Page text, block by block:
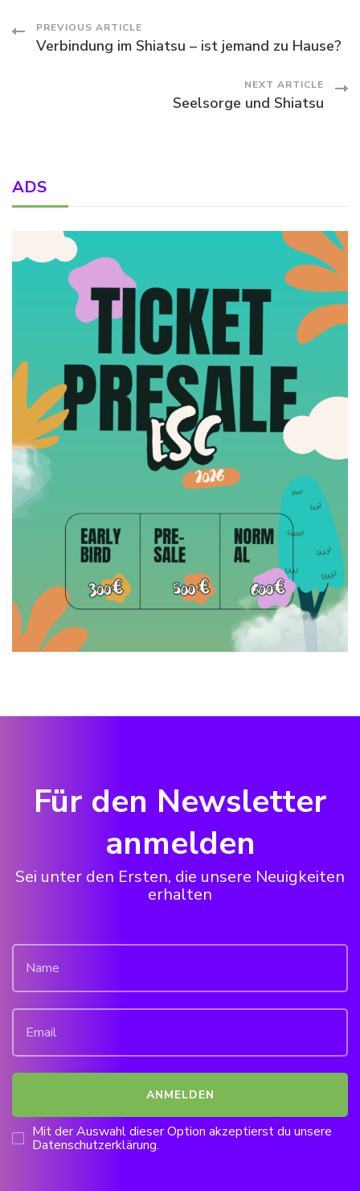
Post
PREVIOUS ARTICLE
Verbindung im Shiatsu – ist jemand zu Hause?
NEXT ARTICLE
Seelsorge und Shiatsu
ADS
Für den Newsletter
anmelden
Sei unter den Ersten, die unsere Neuigkeiten
erhalten
Mit der Auswahl dieser Option akzeptierst du unsere
Datenschutzerklärung.